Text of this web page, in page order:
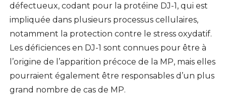
défectueux, codant pour la protéine DJ-1, qui est
impliquée dans plusieurs processus cellulaires,
notamment la protection contre le stress oxydatif.
Les déficiences en DJ-1 sont connues pour être à
l’origine de l’apparition précoce de la MP, mais elles
pourraient également être responsables d’un plus
grand nombre de cas de MP.